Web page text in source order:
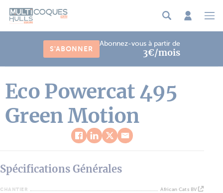
S'ABONNER
Abonnez-vous à partir de
3€/mois
Eco Powercat 495
Green Motion
Spécifications Générales
CHANTIER African Cats BV